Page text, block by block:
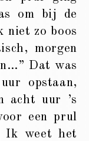
om bij de
niet zo boos
morgen
Dat was
opstaan,
acht uur ’s
een prul
Ik weet het